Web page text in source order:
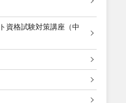
資格試験対策講座（中